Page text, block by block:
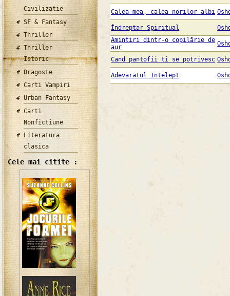
Civilizatie
SF & Fantasy
Thriller
Thriller
Istoric
Dragoste
Carti Vampiri
Urban Fantasy
Carti
Nonfictiune
Literatura
clasica
Cele mai citite :
Calea mea, calea norilor albi
Îndreptar Spiritual
Amintiri dintr-o copilărie de
aur
Cand pantofii ti se potrivesc
Adevaratul Intelept